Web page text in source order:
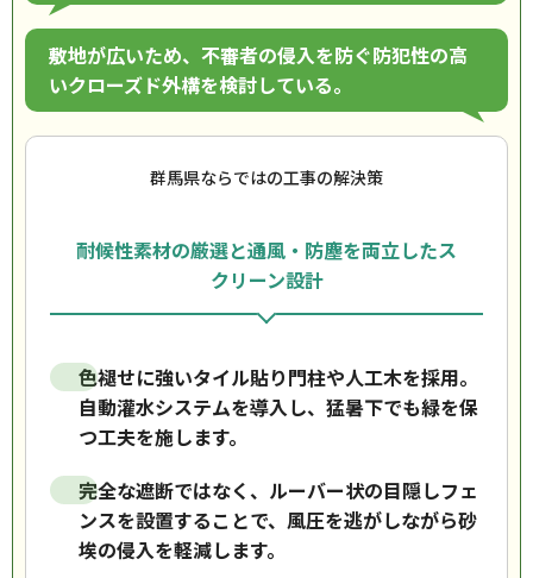
敷地が広いため、不審者の侵入を防ぐ防犯性の高
いクローズド外構を検討している。
群馬県ならではの工事の解決策
耐候性素材の厳選と通風・防塵を両立したス
クリーン設計
色褪せに強いタイル貼り門柱や人工木を採用。
自動灌水システムを導入し、猛暑下でも緑を保
つ工夫を施します。
完全な遮断ではなく、ルーバー状の目隠しフェ
ンスを設置することで、風圧を逃がしながら砂
埃の侵入を軽減します。